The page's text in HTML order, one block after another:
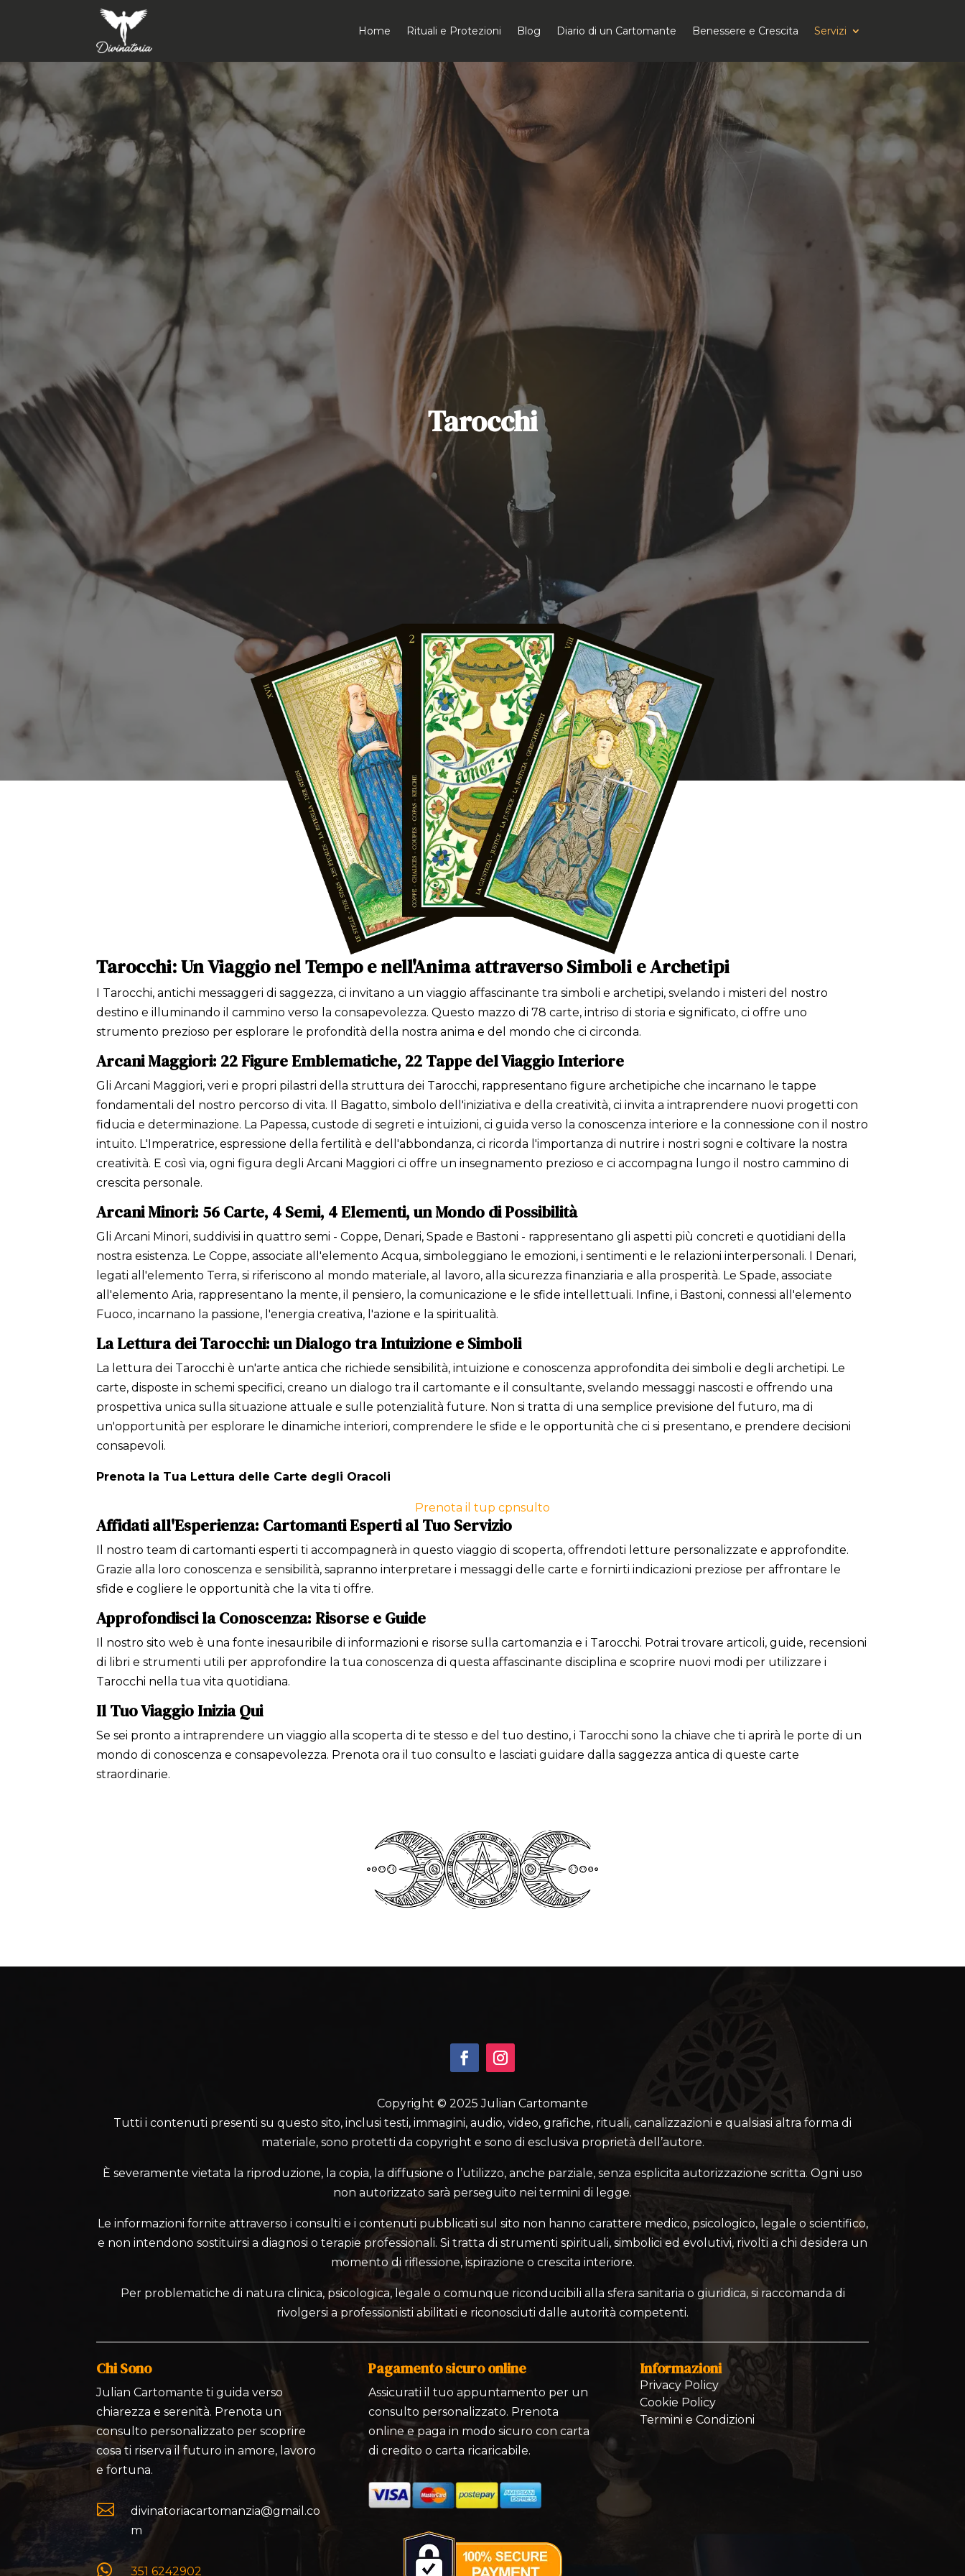
Home Rituali e Protezioni Blog Diario di un Cartomante Benessere e Crescita Servizi
Tarocchi
Tarocchi: Un Viaggio nel Tempo e nell'Anima attraverso Simboli e Archetipi
I Tarocchi, antichi messaggeri di saggezza, ci invitano a un viaggio affascinante tra simboli e archetipi, svelando i misteri del nostro
destino e illuminando il cammino verso la consapevolezza. Questo mazzo di 78 carte, intriso di storia e significato, ci offre uno
strumento prezioso per esplorare le profondità della nostra anima e del mondo che ci circonda.
Arcani Maggiori: 22 Figure Emblematiche, 22 Tappe del Viaggio Interiore
Gli Arcani Maggiori, veri e propri pilastri della struttura dei Tarocchi, rappresentano figure archetipiche che incarnano le tappe
fondamentali del nostro percorso di vita. Il Bagatto, simbolo dell'iniziativa e della creatività, ci invita a intraprendere nuovi progetti con
fiducia e determinazione. La Papessa, custode di segreti e intuizioni, ci guida verso la conoscenza interiore e la connessione con il nostro
intuito. L'Imperatrice, espressione della fertilità e dell'abbondanza, ci ricorda l'importanza di nutrire i nostri sogni e coltivare la nostra
creatività. E così via, ogni figura degli Arcani Maggiori ci offre un insegnamento prezioso e ci accompagna lungo il nostro cammino di
crescita personale.
Arcani Minori: 56 Carte, 4 Semi, 4 Elementi, un Mondo di Possibilità
Gli Arcani Minori, suddivisi in quattro semi - Coppe, Denari, Spade e Bastoni - rappresentano gli aspetti più concreti e quotidiani della
nostra esistenza. Le Coppe, associate all'elemento Acqua, simboleggiano le emozioni, i sentimenti e le relazioni interpersonali. I Denari,
legati all'elemento Terra, si riferiscono al mondo materiale, al lavoro, alla sicurezza finanziaria e alla prosperità. Le Spade, associate
all'elemento Aria, rappresentano la mente, il pensiero, la comunicazione e le sfide intellettuali. Infine, i Bastoni, connessi all'elemento
Fuoco, incarnano la passione, l'energia creativa, l'azione e la spiritualità.
La Lettura dei Tarocchi: un Dialogo tra Intuizione e Simboli
La lettura dei Tarocchi è un'arte antica che richiede sensibilità, intuizione e conoscenza approfondita dei simboli e degli archetipi. Le
carte, disposte in schemi specifici, creano un dialogo tra il cartomante e il consultante, svelando messaggi nascosti e offrendo una
prospettiva unica sulla situazione attuale e sulle potenzialità future. Non si tratta di una semplice previsione del futuro, ma di
un'opportunità per esplorare le dinamiche interiori, comprendere le sfide e le opportunità che ci si presentano, e prendere decisioni
consapevoli.
Prenota la Tua Lettura delle Carte degli Oracoli
Prenota il tup cpnsulto
Affidati all'Esperienza: Cartomanti Esperti al Tuo Servizio
Il nostro team di cartomanti esperti ti accompagnerà in questo viaggio di scoperta, offrendoti letture personalizzate e approfondite.
Grazie alla loro conoscenza e sensibilità, sapranno interpretare i messaggi delle carte e fornirti indicazioni preziose per affrontare le
sfide e cogliere le opportunità che la vita ti offre.
Approfondisci la Conoscenza: Risorse e Guide
Il nostro sito web è una fonte inesauribile di informazioni e risorse sulla cartomanzia e i Tarocchi. Potrai trovare articoli, guide, recensioni
di libri e strumenti utili per approfondire la tua conoscenza di questa affascinante disciplina e scoprire nuovi modi per utilizzare i
Tarocchi nella tua vita quotidiana.
Il Tuo Viaggio Inizia Qui
Se sei pronto a intraprendere un viaggio alla scoperta di te stesso e del tuo destino, i Tarocchi sono la chiave che ti aprirà le porte di un
mondo di conoscenza e consapevolezza. Prenota ora il tuo consulto e lasciati guidare dalla saggezza antica di queste carte
straordinarie.
Copyright © 2025 Julian Cartomante
Tutti i contenuti presenti su questo sito, inclusi testi, immagini, audio, video, grafiche, rituali, canalizzazioni e qualsiasi altra forma di
materiale, sono protetti da copyright e sono di esclusiva proprietà dell’autore.
È severamente vietata la riproduzione, la copia, la diffusione o l’utilizzo, anche parziale, senza esplicita autorizzazione scritta. Ogni uso
non autorizzato sarà perseguito nei termini di legge.
Le informazioni fornite attraverso i consulti e i contenuti pubblicati sul sito non hanno carattere medico, psicologico, legale o scientifico,
e non intendono sostituirsi a diagnosi o terapie professionali. Si tratta di strumenti spirituali, simbolici ed evolutivi, rivolti a chi desidera un
momento di riflessione, ispirazione o crescita interiore.
Per problematiche di natura clinica, psicologica, legale o comunque riconducibili alla sfera sanitaria o giuridica, si raccomanda di
rivolgersi a professionisti abilitati e riconosciuti dalle autorità competenti.
Chi Sono
Julian Cartomante ti guida verso
chiarezza e serenità. Prenota un
consulto personalizzato per scoprire
cosa ti riserva il futuro in amore, lavoro
e fortuna.

divinatoriacartomanzia@gmail.co
m
 351 6242902
Pagamento sicuro online
Assicurati il tuo appuntamento per un
consulto personalizzato. Prenota
online e paga in modo sicuro con carta
di credito o carta ricaricabile.
Informazioni
Privacy Policy
Cookie Policy
Termini e Condizioni